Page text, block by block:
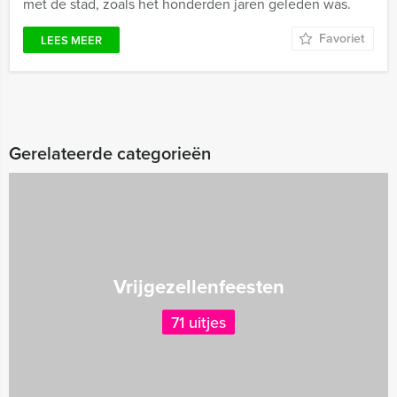
LEES MEER Favoriet
Gerelateerde categorieën
Vrijgezellenfeesten
71 uitjes